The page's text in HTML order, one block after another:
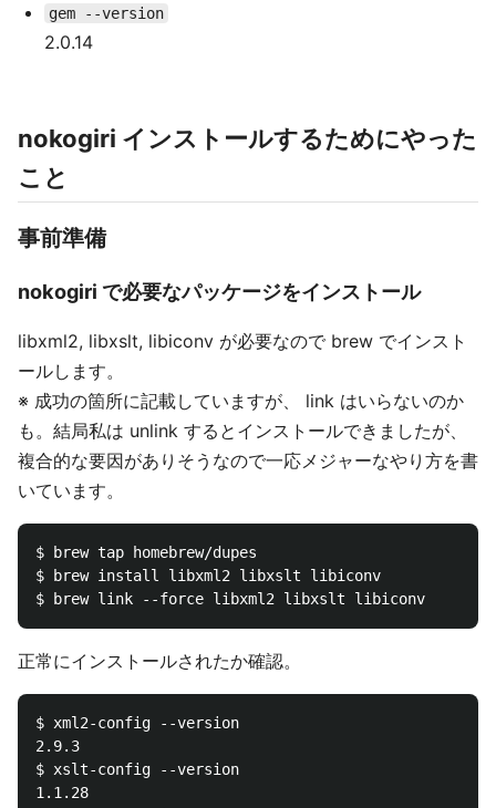
gem --version
2.0.14
nokogiri インストールするためにやった
こと
事前準備
nokogiri で必要なパッケージをインストール
libxml2, libxslt, libiconv が必要なので brew でインスト
ールします。
※ 成功の箇所に記載していますが、 link はいらないのか
も。結局私は unlink するとインストールできましたが、
複合的な要因がありそうなので一応メジャーなやり方を書
いています。
$ brew tap homebrew/dupes
$ brew install libxml2 libxslt libiconv
正常にインストールされたか確認。
$ xml2-config --version
2.9.3
$ xslt-config --version
1.1.28